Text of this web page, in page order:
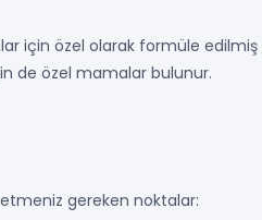
için özel olarak formüle edilmiş
de özel mamalar bulunur.
gereken noktalar: